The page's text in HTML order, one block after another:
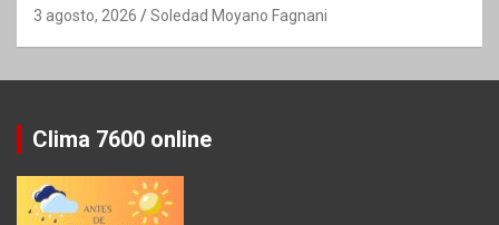
3 agosto, 2026 Soledad Moyano Fagnani
Clima 7600 online